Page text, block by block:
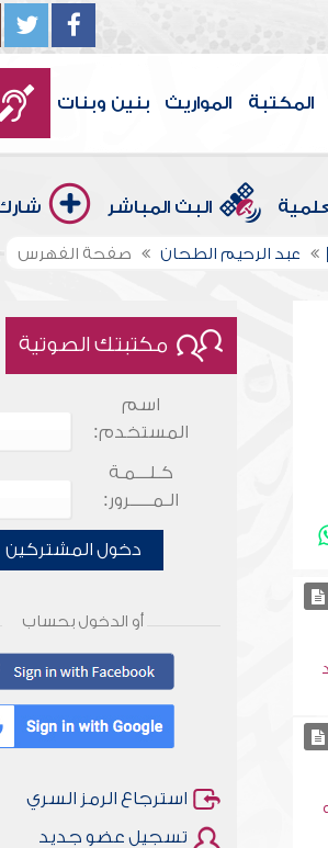
المكتبة المواريث بنين وبنات
البث المباشر
عبد الرحيم الطحان صفحة الفهرس
مكتبتك الصوتية
اسم
المستخدم:
كـلـــمـة
الـمـــــرور:
دخول المشتركين
أو الدخول بحساب
استرجاع الرمز السري
تسجيل عضو جديد